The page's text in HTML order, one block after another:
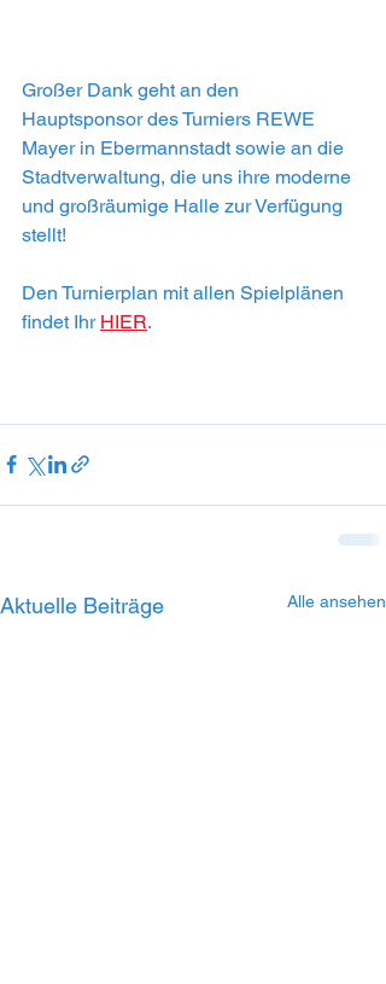
Großer Dank geht an den
Hauptsponsor des Turniers REWE
Mayer in Ebermannstadt sowie an die
Stadtverwaltung, die uns ihre moderne
und großräumige Halle zur Verfügung
stellt!
Den Turnierplan mit allen Spielplänen
findet Ihr HIER.
Aktuelle Beiträge Alle ansehen